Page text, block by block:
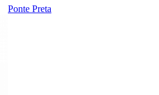
Ponte Preta